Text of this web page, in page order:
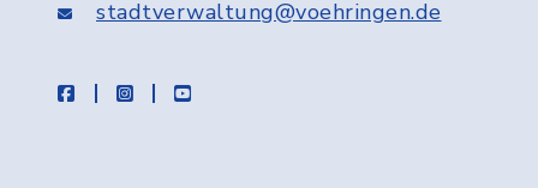
stadtverwaltung@voehringen.de
facebookinstagramyoutube